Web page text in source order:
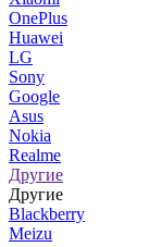
OnePlus
Huawei
LG
Sony
Google
Asus
Nokia
Realme
Другие
Другие
Blackberry
Meizu